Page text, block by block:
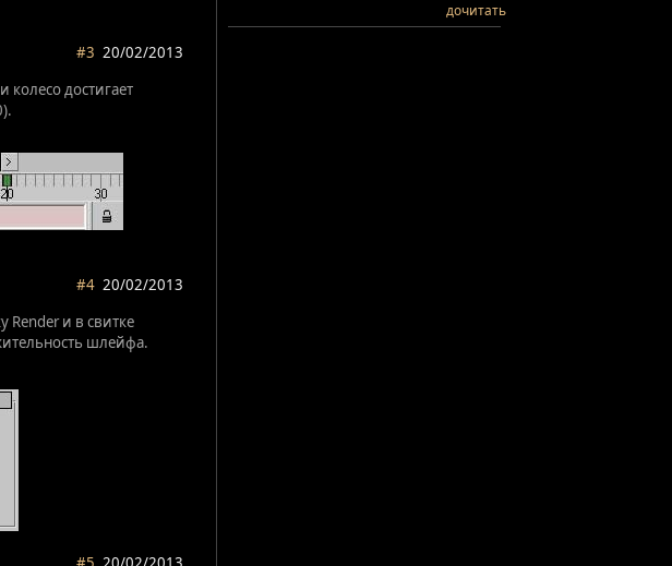
дочитать
20/02/2013
#3
колесо достигает
20/02/2013
#4
Render и в свитке
шлейфа.